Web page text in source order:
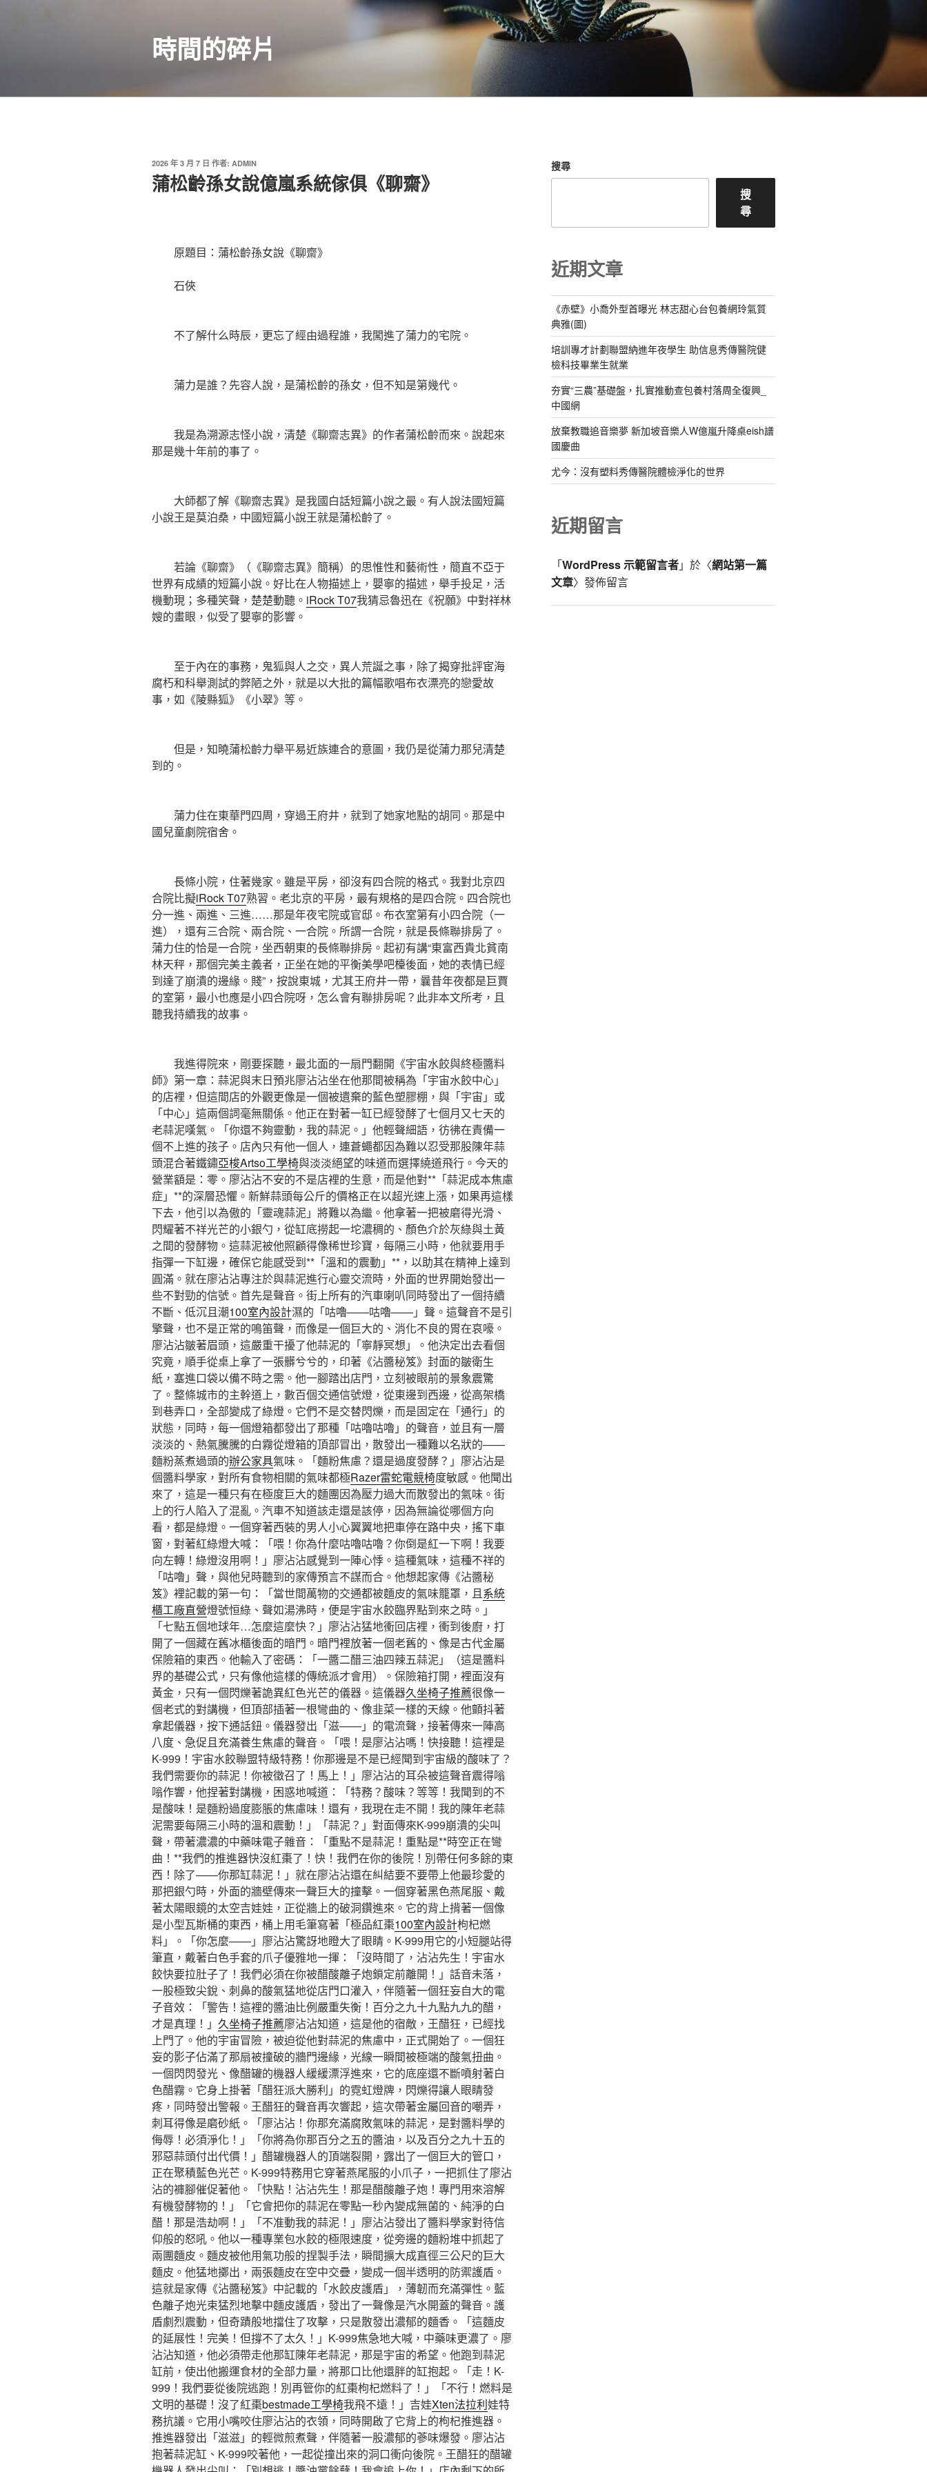
時間的碎片
發
佈
於
2026 年 3 月 7 日 作者: ADMIN
蒲松齡孫女說億嵐系統傢俱《聊齋》
原題目：蒲松齡孫女說《聊齋》
石俠
不了解什么時辰，更忘了經由過程誰，我闖進了蒲力的宅院。
蒲力是誰？先容人說，是蒲松齡的孫女，但不知是第幾代。
我是為溯源志怪小說，清楚《聊齋志異》的作者蒲松齡而來。說起來
那是幾十年前的事了。
大師都了解《聊齋志異》是我國白話短篇小說之最。有人說法國短篇
小說王是莫泊桑，中國短篇小說王就是蒲松齡了。
若論《聊齋》（《聊齋志異》簡稱）的思惟性和藝術性，簡直不亞于
世界有成績的短篇小說。好比在人物描述上，嬰寧的描述，舉手投足，活
機動現；多種笑聲，楚楚動聽。 iRock T07我猜忌魯迅在《祝願》中對祥林
嫂的畫眼，似受了嬰寧的影響。
至于內在的事務，鬼狐與人之交，異人荒誕之事，除了揭穿批評宦海
腐朽和科舉測試的弊陋之外，就是以大批的篇幅歌唱布衣漂亮的戀愛故
事，如《陵縣狐》《小翠》等。
但是，知曉蒲松齡力舉平易近族連合的意圖，我仍是從蒲力那兒清楚
到的。
蒲力住在東華門四周，穿過王府井，就到了她家地點的胡同。那是中
國兒童劇院宿舍。
長條小院，住著幾家。雖是平房，卻沒有四合院的格式。我對北京四
合院比擬iRock T07熟習。老北京的平房，最有規格的是四合院。四合院也
分一進、兩進、三進……那是年夜宅院或官邸。布衣室第有小四合院（一
進），還有三合院、兩合院、一合院。所謂一合院，就是長條聯排房了。
蒲力住的恰是一合院，坐西朝東的長條聯排房。起初有講“東富西貴北貧南
林天秤，那個完美主義者，正坐在她的平衡美學吧檯後面，她的表情已經
到達了崩潰的邊緣。賤”，按說東城，尤其王府井一帶，曩昔年夜都是巨賈
的室第，最小也應是小四合院呀，怎么會有聯排房呢？此非本文所考，且
聽我持續我的故事。
我進得院來，剛要探聽，最北面的一扇門翻開《宇宙水餃與終極醬料
師》第一章：蒜泥與末日預兆廖沾沾坐在他那間被稱為「宇宙水餃中心」
的店裡，但這間店的外觀更像是一個被遺棄的藍色塑膠棚，與「宇宙」或
「中心」這兩個詞毫無關係。他正在對著一缸已經發酵了七個月又七天的
老蒜泥嘆氣。「你還不夠靈動，我的蒜泥。」他輕聲細語，彷彿在責備一
個不上進的孩子。店內只有他一個人，連蒼蠅都因為難以忍受那股陳年蒜
頭混合著鐵鏽亞梭Artso工學椅與淡淡絕望的味道而選擇繞道飛行。今天的
營業額是：零。廖沾沾不安的不是店裡的生意，而是他對**「蒜泥成本焦慮
症」**的深層恐懼。新鮮蒜頭每公斤的價格正在以超光速上漲，如果再這樣
下去，他引以為傲的「靈魂蒜泥」將難以為繼。他拿著一把被磨得光滑、
閃耀著不祥光芒的小銀勺，從缸底撈起一坨濃稠的、顏色介於灰綠與土黃
之間的發酵物。這蒜泥被他照顧得像稀世珍寶，每隔三小時，他就要用手
指彈一下缸邊，確保它能感受到**「溫和的震動」**，以助其在精神上達到
圓滿。就在廖沾沾專注於與蒜泥進行心靈交流時，外面的世界開始發出一
些不對勁的信號。首先是聲音。街上所有的汽車喇叭同時發出了一個持續
不斷、低沉且潮100室內設計濕的「咕嚕——咕嚕——」聲。這聲音不是引
擎聲，也不是正常的鳴笛聲，而像是一個巨大的、消化不良的胃在哀嚎。
廖沾沾皺著眉頭，這嚴重干擾了他蒜泥的「寧靜冥想」。他決定出去看個
究竟，順手從桌上拿了一張髒兮兮的，印著《沾醬秘笈》封面的皺衛生
紙，塞進口袋以備不時之需。他一腳踏出店門，立刻被眼前的景象震驚
了。整條城市的主幹道上，數百個交通信號燈，從東邊到西邊，從高架橋
到巷弄口，全部變成了綠燈。它們不是交替閃爍，而是固定在「通行」的
狀態，同時，每一個燈箱都發出了那種「咕嚕咕嚕」的聲音，並且有一層
淡淡的、熱氣騰騰的白霧從燈箱的頂部冒出，散發出一種難以名狀的——
麵粉蒸煮過頭的辦公家具氣味。「麵粉焦慮？還是過度發酵？」廖沾沾是
個醬料學家，對所有食物相關的氣味都極Razer雷蛇電競椅度敏感。他聞出
來了，這是一種只有在極度巨大的麵團因為壓力過大而散發出的氣味。街
上的行人陷入了混亂。汽車不知道該走還是該停，因為無論從哪個方向
看，都是綠燈。一個穿著西裝的男人小心翼翼地把車停在路中央，搖下車
窗，對著紅綠燈大喊：「喂！你為什麼咕嚕咕嚕？你倒是紅一下啊！我要
向左轉！綠燈沒用啊！」廖沾沾感覺到一陣心悸。這種氣味，這種不祥的
「咕嚕」聲，與他兒時聽到的家傳預言不謀而合。他想起家傳《沾醬秘
笈》裡記載的第一句：「當世間萬物的交通都被麵皮的氣味籠罩，且系統
櫃工廠直營燈號恒綠、聲如湯沸時，便是宇宙水餃臨界點到來之時。」
「七點五個地球年…怎麼這麼快？」廖沾沾猛地衝回店裡，衝到後廚，打
開了一個藏在舊冰櫃後面的暗門。暗門裡放著一個老舊的、像是古代金屬
保險箱的東西。他輸入了密碼：「一醬二醋三油四辣五蒜泥」（這是醬料
界的基礎公式，只有像他這樣的傳統派才會用）。保險箱打開，裡面沒有
黃金，只有一個閃爍著詭異紅色光芒的儀器。這儀器久坐椅子推薦很像一
個老式的對講機，但頂部插著一根彎曲的、像韭菜一樣的天線。他顫抖著
拿起儀器，按下通話鈕。儀器發出「滋——」的電流聲，接著傳來一陣高
八度、急促且充滿養生焦慮的聲音。「喂！是廖沾沾嗎！快接聽！這裡是
K-999！宇宙水餃聯盟特級特務！你那邊是不是已經聞到宇宙級的酸味了？
我們需要你的蒜泥！你被徵召了！馬上！」廖沾沾的耳朵被這聲音震得嗡
嗡作響，他捏著對講機，困惑地喊道：「特務？酸味？等等！我聞到的不
是酸味！是麵粉過度膨脹的焦慮味！還有，我現在走不開！我的陳年老蒜
泥需要每隔三小時的溫和震動！」「蒜泥？」對面傳來K-999崩潰的尖叫
聲，帶著濃濃的中藥味電子雜音：「重點不是蒜泥！重點是**時空正在彎
曲！**我們的推進器快沒紅棗了！快！我們在你的後院！別帶任何多餘的東
西！除了——你那缸蒜泥！」就在廖沾沾還在糾結要不要帶上他最珍愛的
那把銀勺時，外面的牆壁傳來一聲巨大的撞擊。一個穿著黑色燕尾服、戴
著太陽眼鏡的太空吉娃娃，正從牆上的破洞鑽進來。它的背上揹著一個像
是小型瓦斯桶的東西，桶上用毛筆寫著「極品紅棗100室內設計枸杞燃
料」。「你怎麼——」廖沾沾驚訝地瞪大了眼睛。K-999用它的小短腿站得
筆直，戴著白色手套的爪子優雅地一揮：「沒時間了，沾沾先生！宇宙水
餃快要拉肚子了！我們必須在你被醋酸離子炮鎖定前離開！」話音未落，
一股極致尖銳、刺鼻的酸氣猛地從店門口灌入，伴隨著一個狂妄自大的電
子音效：「警告！這裡的醬油比例嚴重失衡！百分之九十九點九九的醋，
才是真理！」 久坐椅子推薦廖沾沾知道，這是他的宿敵，王醋狂，已經找
上門了。他的宇宙冒險，被迫從他對蒜泥的焦慮中，正式開始了。一個狂
妄的影子佔滿了那扇被撞破的牆門邊緣，光線一瞬間被極端的酸氣扭曲。
一個閃閃發光、像醋罐的機器人緩緩漂浮進來，它的底座還不斷噴射著白
色醋霧。它身上掛著「醋狂派大勝利」的霓虹燈牌，閃爍得讓人眼睛發
疼，同時發出警報。王醋狂的聲音再次響起，這次帶著金屬回音的嘲弄，
刺耳得像是磨砂紙。「廖沾沾！你那充滿腐敗氣味的蒜泥，是對醬料學的
侮辱！必須淨化！」「你將為你那百分之五的醬油，以及百分之九十五的
邪惡蒜頭付出代價！」醋罐機器人的頂端裂開，露出了一個巨大的管口，
正在聚積藍色光芒。K-999特務用它穿著燕尾服的小爪子，一把抓住了廖沾
沾的褲腳催促著他。「快點！沾沾先生！那是醋酸離子炮！專門用來溶解
有機發酵物的！」「它會把你的蒜泥在零點一秒內變成無菌的、純淨的白
醋！那是浩劫啊！」「不准動我的蒜泥！」廖沾沾發出了醬料學家對待信
仰般的怒吼。他以一種專業包水餃的極限速度，從旁邊的麵粉堆中抓起了
兩團麵皮。麵皮被他用氣功般的捏製手法，瞬間擴大成直徑三公尺的巨大
麵皮。他猛地擲出，兩張麵皮在空中交疊，變成一個半透明的防禦護盾。
這就是家傳《沾醬秘笈》中記載的「水餃皮護盾」，薄韌而充滿彈性。藍
色離子炮光束猛烈地擊中麵皮護盾，發出了一聲像是汽水開蓋的聲音。護
盾劇烈震動，但奇蹟般地擋住了攻擊，只是散發出濃郁的麵香。「這麵皮
的延展性！完美！但撐不了太久！」K-999焦急地大喊，中藥味更濃了。廖
沾沾知道，他必須帶走他那缸陳年老蒜泥，那是宇宙的希望。他跑到蒜泥
缸前，使出他搬運食材的全部力量，將那口比他還胖的缸抱起。「走！K-
999！我們要從後院逃跑！別再管你的紅棗枸杞燃料了！」「不行！燃料是
文明的基礎！沒了紅棗bestmade工學椅我飛不遠！」吉娃Xten法拉利娃特
務抗議。它用小嘴咬住廖沾沾的衣領，同時開啟了它背上的枸杞推進器。
推進器發出「滋滋」的輕微煎煮聲，伴隨著一股濃郁的蔘味爆發。廖沾沾
抱著蒜泥缸、K-999咬著他，一起從撞出來的洞口衝向後院。王醋狂的醋罐
搜尋
搜
尋
近期文章
《赤壁》小喬外型首曝光 林志甜心台包養網玲氣質
典雅(圖)
培訓專才計劃聯盟納進年夜學生 助信息秀傳醫院健
檢科技畢業生就業
夯實“三農”基礎盤，扎實推動查包養村落周全復興_
中國網
放棄教職追音樂夢 新加坡音樂人W億嵐升降桌eish譜
國慶曲
尤今：沒有塑料秀傳醫院體檢淨化的世界
近期留言
「WordPress 示範留言者」於〈網站第一篇
文章〉發佈留言